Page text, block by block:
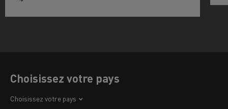
Choisissez votre pays
Choisissez votre pays